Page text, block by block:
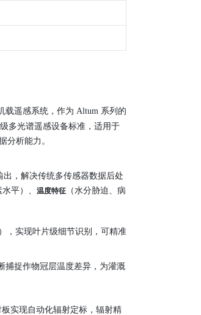
载遥感系统，作为 Altum 系列的
多光谱遥感设备标准，适用于
分析能力。
， 解决传统多传感器数据后处
平）、 温度特征 （水分胁迫、病
，实现叶片级细节识别，可精准
捕捉作物冠层温度差异，为灌溉
实现自动化辐射定标，辐射精